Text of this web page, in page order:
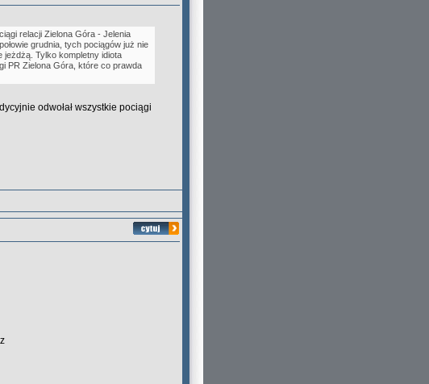
relacji Zielona Góra - Jelenia
grudnia, tych pociągów już nie
jeżdżą. Tylko kompletny idiota
PR Zielona Góra, które co prawda
odwołał wszystkie pociągi